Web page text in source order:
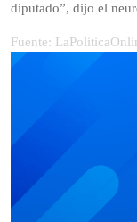
diputado”, dijo el
Fuente: